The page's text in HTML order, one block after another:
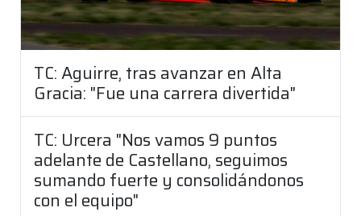
TC: Aguirre, tras avanzar en Alta
Gracia: "Fue una carrera divertida"
TC: Urcera "Nos vamos 9 puntos
adelante de Castellano, seguimos
sumando fuerte y consolidándonos
con el equipo"